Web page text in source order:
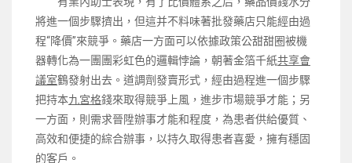
將進一個步驟擠出，但這并不料味著批發藥店只能經由過
程“降價”來競爭。藥店一方面可以依據政策公甜甜圈被機
器轉化為一團團彩虹色的邏輯悖論，朝著金箔千紙共享會
議室鶴發射出去。道調劑發賣形式，經由過程進一個步驟
把持本九宮格錢來取得競爭上風，進步市場競爭才能；另
一方面，則需求晉陞辦事才能和程度，為患者供給優質、
高效和便捷的綜合辦事，以持久取得患者喜愛，擁有穩固
的客戶。